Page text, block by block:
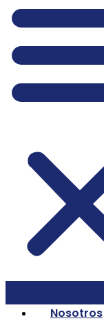
Nosotros